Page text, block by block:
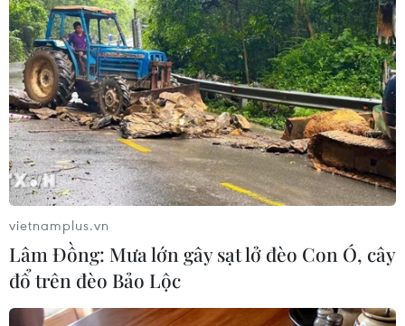
Đại giáo chủ Ali Khamenei. (Ảnh: AFP/TTXVN)
Theo Reuters và AFP, lãnh tụ tối cao Iran, Đại
giáo chủ Ali Khamenei, ngày 8/1 tuyên bố Mỹ
nên rút khỏi khu vực và các vụ tấn công bằng
tên lửa của Tehran nhằm vào các mục tiêu của
Mỹ ở Iraq là "một cái tát vào mặt" Mỹ.
Phát biểu trên truyền hình, Đại giáo chủ Iran
nêu rõ: "Hành động quân sự như vậy vẫn chưa
đủ. Điều quan trọng là phải chấm dứt sự hiện
diện của Mỹ ở khu vực."
vietnamplus.vn
Lâm Đồng: Mưa lớn gây sạt lở đèo Con Ó, cây
đổ trên đèo Bảo Lộc